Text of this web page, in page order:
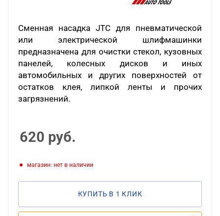
Сменная насадка JTC для пневматической
или электрической шлифмашинки
предназначена для очистки стекол, кузовных
панелей, колесных дисков и иных
автомобильных и других поверхностей от
остатков клея, липкой ленты и прочих
загрязнений.
620 руб.
Магазин: нет в наличии
КУПИТЬ В 1 КЛИК